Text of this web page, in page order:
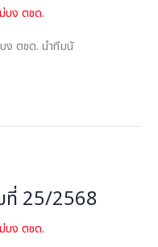
บง ตชด.
ง ตชด. นำทีมนั
ที่ 25/2568
บง ตชด.